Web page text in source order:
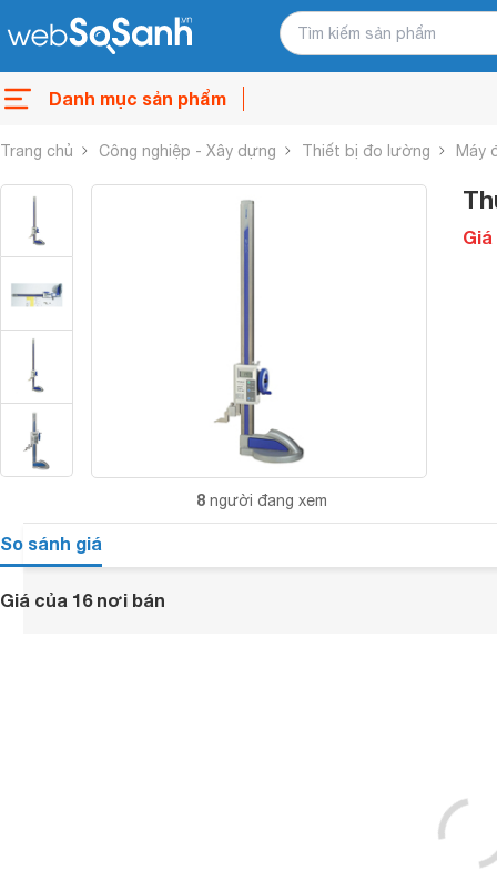
Danh mục sản phẩm
Trang chủ Công nghiệp - Xây dựng Thiết bị đo lường Máy
8 người đang xem
Giá
So sánh giá
Giá của 16 nơi bán